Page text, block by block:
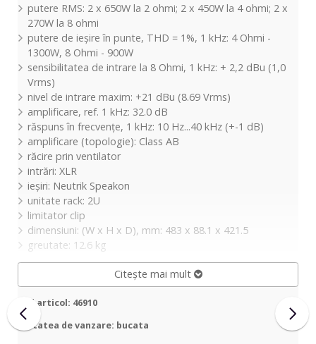
putere RMS: 2 x 650W la 2 ohmi; 2 x 450W la 4 ohmi; 2 x
270W la 8 ohmi
putere de ieșire în punte, THD = 1%, 1 kHz: 4 Ohmi -
1300W, 8 Ohmi - 900W
sensibilitatea de intrare la 8 Ohmi, 1 kHz: + 2,2 dBu (1,0
Vrms)
nivel de intrare maxim: +21 dBu (8.69 Vrms)
amplificare, ref. 1 kHz: 32.0 dB
răspuns în frecvențe, 1 kHz: 10 Hz...40 kHz (+-1 dB)
amplificare (topologie): Class AB
răcire prin ventilator
intrări: XLR
ieșiri: Neutrik Speakon
unitate rack: 2U
limitator clip
dimensiuni: (W x H x D), mm: 483 x 88.1 x 421.5
greutate: 12.6 kg
Citește mai mult
Cod articol: 46910
Unitatea de vanzare: bucata